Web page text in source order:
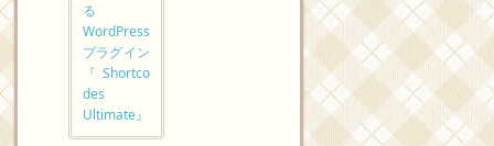
る
WordPress
プラグイン
『Shortco
des
Ultimate』